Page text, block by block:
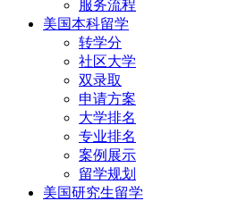
服务流程
美国本科留学
转学分
社区大学
双录取
申请方案
大学排名
专业排名
案例展示
留学规划
美国研究生留学